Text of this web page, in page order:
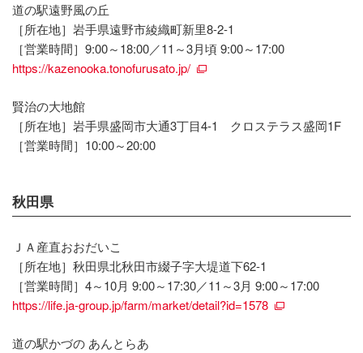
道の駅遠野風の丘
［所在地］岩手県遠野市綾織町新里8-2-1
［営業時間］9:00～18:00／11～3月頃 9:00～17:00
https://kazenooka.tonofurusato.jp/
賢治の大地館
［所在地］岩手県盛岡市大通3丁目4-1 クロステラス盛岡1F
［営業時間］10:00～20:00
秋田県
ＪＡ産直おおだいこ
［所在地］秋田県北秋田市綴子字大堤道下62-1
［営業時間］4～10月 9:00～17:30／11～3月 9:00～17:00
https://life.ja-group.jp/farm/market/detail?id=1578
道の駅かづの あんとらあ